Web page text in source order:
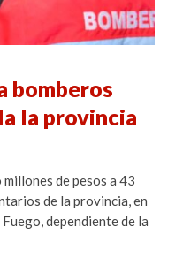
bomberos
la provincia
de pesos a 43
de la provincia, en
dependiente de la